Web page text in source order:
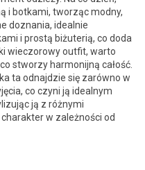
i botkami, tworząc modny,
doznania, idealnie
i prostą biżuterią, co doda
wieczorowy outfit, warto
stworzy harmonijną całość.
ta odnajdzie się zarówno w
co czyni ją idealnym
ją z różnymi
w zależności od